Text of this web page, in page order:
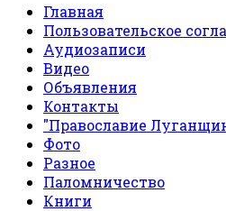
Главная
Пользовательское
Аудиозаписи
Видео
Объявления
Контакты
"Православие
Фото
Разное
Паломничество
Книги